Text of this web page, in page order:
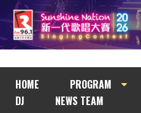
HOME PROGRAM
DJ
NEWS TEAM